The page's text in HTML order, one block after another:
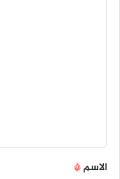
*
الاسم*